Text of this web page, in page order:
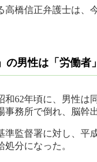
高橋信正弁護士は、
の男性は「労働者
和62年頃に、男性は
務所で倒れ、脳幹
準監督署に対し、平
分になった。